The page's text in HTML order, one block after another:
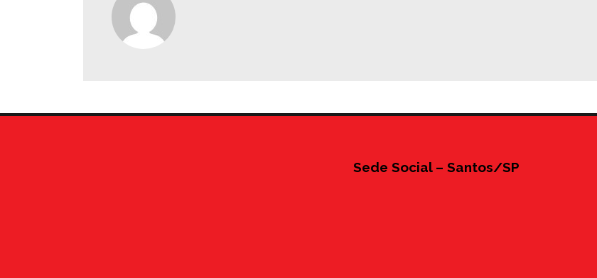
Sede Social – Santos/SP